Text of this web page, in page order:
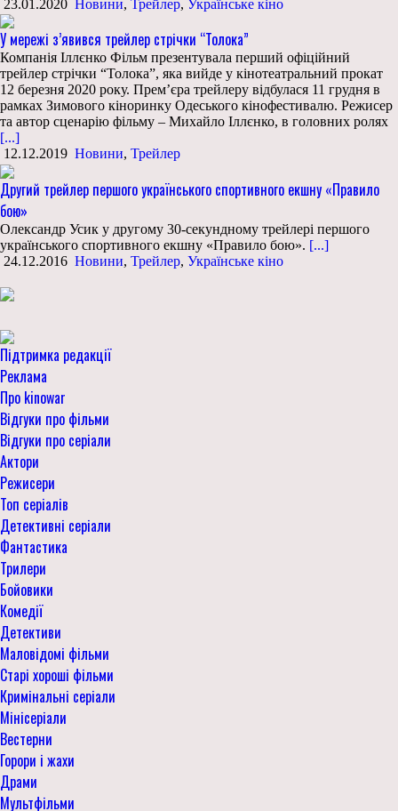
23.01.2020 Новини, Трейлер, Українське кіно
У мережі з’явився трейлер стрічки “Толока”
Компанія Іллєнко Фільм презентувала перший офіційний
трейлер стрічки “Толока”, яка вийде у кінотеатральний прокат
12 березня 2020 року. Прем’єра трейлеру відбулася 11 грудня в
рамках Зимового кіноринку Одеського кінофестивалю. Режисер
та автор сценарію фільму – Михайло Іллєнко, в головних ролях
[...]
12.12.2019 Новини, Трейлер
Другий трейлер першого українського спортивного екшну «Правило
бою»
Олександр Усик у другому 30-секундному трейлері першого
українського спортивного екшну «Правило бою». [...]
24.12.2016 Новини, Трейлер, Українське кіно
Підтримка редакції
Реклама
Про kinowar
Відгуки про фільми
Відгуки про серіали
Актори
Режисери
Топ серіалів
Детективні серіали
Фантастика
Трилери
Бойовики
Комедії
Детективи
Маловідомі фільми
Старі хороші фільми
Кримінальні серіали
Мінісеріали
Вестерни
Горори і жахи
Драми
Мультфільми